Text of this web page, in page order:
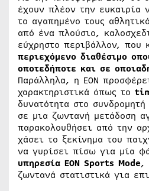
έχουν πλέον την ευκαιρία
το αγαπημένο τους
από ένα πλούσιο,
εύχρηστο περιβάλλον, που
περιεχόμενο διαθέσιμο
οποτεδήποτε και σε
Παράλληλα, η ΕΟΝ
χαρακτηριστικά όπως το
δυνατότητα στο
σε μια ζωντανή μετάδοση
παρακολουθήσει από την
χάσει το ξεκίνημα του
να γυρίσει πίσω για μία
υπηρεσία EON Sports Mode,
ζωντανά στατιστικά για